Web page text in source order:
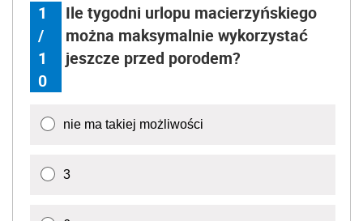
1
/
1
0
Ile tygodni urlopu macierzyńskiego
można maksymalnie wykorzystać
jeszcze przed porodem?
nie ma takiej możliwości
3